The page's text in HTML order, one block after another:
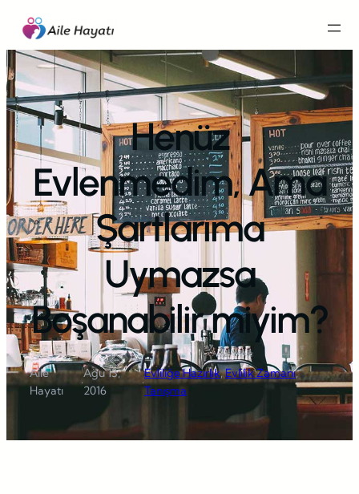
İçeriğe
geç
Henüz
Evlenmedim, Ama
Şartlarıma
Uymazsa
Boşanabilir miyim?
Aile
Hayatı
·
Ağu 13,
2016
·
Evliliğe Hazırlık, Evlilik Zamanı,
Tanışma